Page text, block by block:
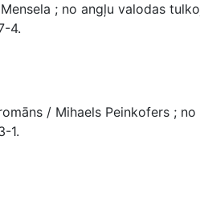
; no angļu valodas
4.
/ Mihaels Peinkofers ;
1.